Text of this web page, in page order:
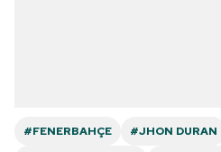
#FENERBAHÇE #JHON DURAN